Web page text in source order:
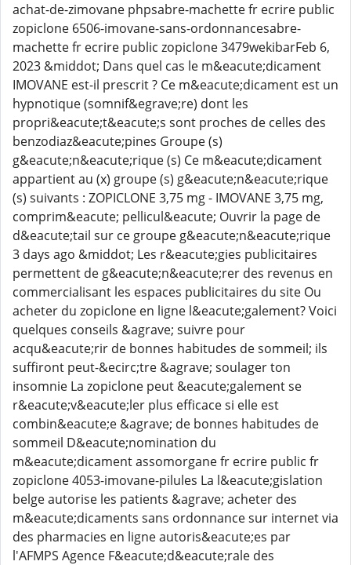
achat-de-zimovane phpsabre-machette fr ecrire public
zopiclone 6506-imovane-sans-ordonnancesabre-
machette fr ecrire public zopiclone 3479wekibarFeb 6,
2023 &middot; Dans quel cas le m&eacute;dicament
IMOVANE est-il prescrit ? Ce m&eacute;dicament est un
hypnotique (somnif&egrave;re) dont les
propri&eacute;t&eacute;s sont proches de celles des
benzodiaz&eacute;pines Groupe (s)
g&eacute;n&eacute;rique (s) Ce m&eacute;dicament
appartient au (x) groupe (s) g&eacute;n&eacute;rique
(s) suivants : ZOPICLONE 3,75 mg - IMOVANE 3,75 mg,
comprim&eacute; pellicul&eacute; Ouvrir la page de
d&eacute;tail sur ce groupe g&eacute;n&eacute;rique
3 days ago &middot; Les r&eacute;gies publicitaires
permettent de g&eacute;n&eacute;rer des revenus en
commercialisant les espaces publicitaires du site Ou
acheter du zopiclone en ligne l&eacute;galement? Voici
quelques conseils &agrave; suivre pour
acqu&eacute;rir de bonnes habitudes de sommeil; ils
suffiront peut-&ecirc;tre &agrave; soulager ton
insomnie La zopiclone peut &eacute;galement se
r&eacute;v&eacute;ler plus efficace si elle est
combin&eacute;e &agrave; de bonnes habitudes de
sommeil D&eacute;nomination du
m&eacute;dicament assomorgane fr ecrire public fr
zopiclone 4053-imovane-pilules La l&eacute;gislation
belge autorise les patients &agrave; acheter des
m&eacute;dicaments sans ordonnance sur internet via
des pharmacies en ligne autoris&eacute;es par
l'AFMPS Agence F&eacute;d&eacute;rale des